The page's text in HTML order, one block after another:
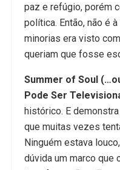
paz e refúgio, porém
política. Então, não é
minorias era visto
queriam que fosse
Summer of Soul
Pode Ser
histórico. E
que muitas vezes
Ninguém estava
dúvida um marco que